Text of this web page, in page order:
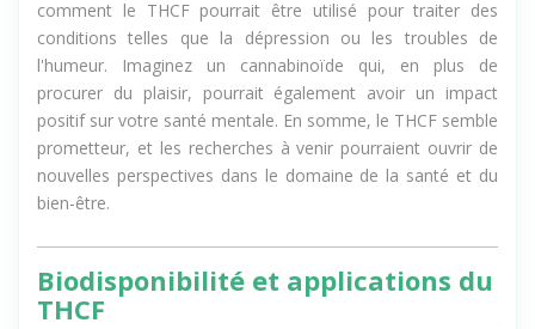
comment le THCF pourrait être utilisé pour traiter des
conditions telles que la dépression ou les troubles de
l'humeur. Imaginez un cannabinoïde qui, en plus de
procurer du plaisir, pourrait également avoir un impact
positif sur votre santé mentale. En somme, le THCF semble
prometteur, et les recherches à venir pourraient ouvrir de
nouvelles perspectives dans le domaine de la santé et du
bien-être.
Biodisponibilité et applications du
THCF